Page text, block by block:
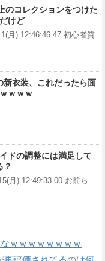
のコレクションをつけた
けど
月) 12:46:46.47 初心者質
…
新衣装、これだったら面
ｗｗｗ
ドの調整には満足して
？
月) 12:49:33.00 お前ら …
ｗｗｗｗｗｗｗｗ